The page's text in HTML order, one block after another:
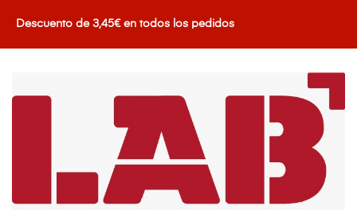
Descuento de 3,45€ en todos los pedidos